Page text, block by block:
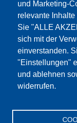
und Marketing-
relevante
Sie "ALLE
sich mit der
einverstanden.
"Einstellungen"
und ablehnen
widerrufen.
NUR